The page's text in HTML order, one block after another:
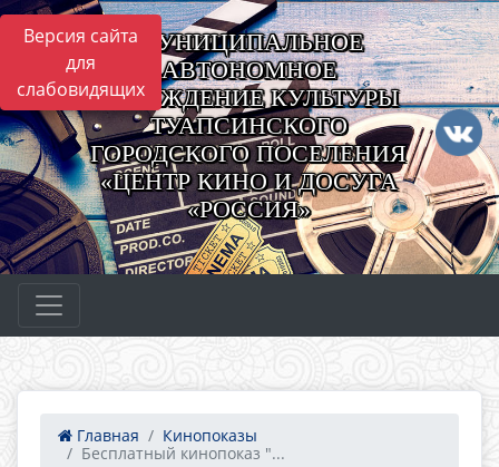
Версия сайта
для
слабовидящих
МУНИЦИПАЛЬНОЕ
АВТОНОМНОЕ
УЧРЕЖДЕНИЕ КУЛЬТУРЫ
ТУАПСИНСКОГО
ГОРОДСКОГО ПОСЕЛЕНИЯ
«ЦЕНТР КИНО И ДОСУГА
«РОССИЯ»
Главная
Кинопоказы
Бесплатный кинопоказ "...